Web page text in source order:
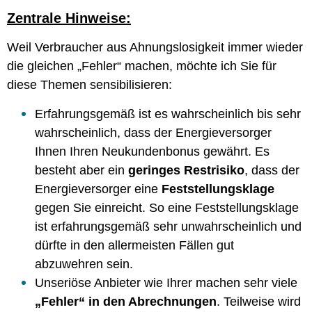
Zentrale Hinweise:
Weil Verbraucher aus Ahnungslosigkeit immer wieder
die gleichen „Fehler“ machen, möchte ich Sie für
diese Themen sensibilisieren:
Erfahrungsgemäß ist es wahrscheinlich bis sehr
wahrscheinlich, dass der Energieversorger
Ihnen Ihren Neukundenbonus gewährt. Es
besteht aber ein geringes Restrisiko, dass der
Energieversorger eine Feststellungsklage
gegen Sie einreicht. So eine Feststellungsklage
ist erfahrungsgemäß sehr unwahrscheinlich und
dürfte in den allermeisten Fällen gut
abzuwehren sein.
Unseriöse Anbieter wie Ihrer machen sehr viele
„Fehler“ in den Abrechnungen. Teilweise wird